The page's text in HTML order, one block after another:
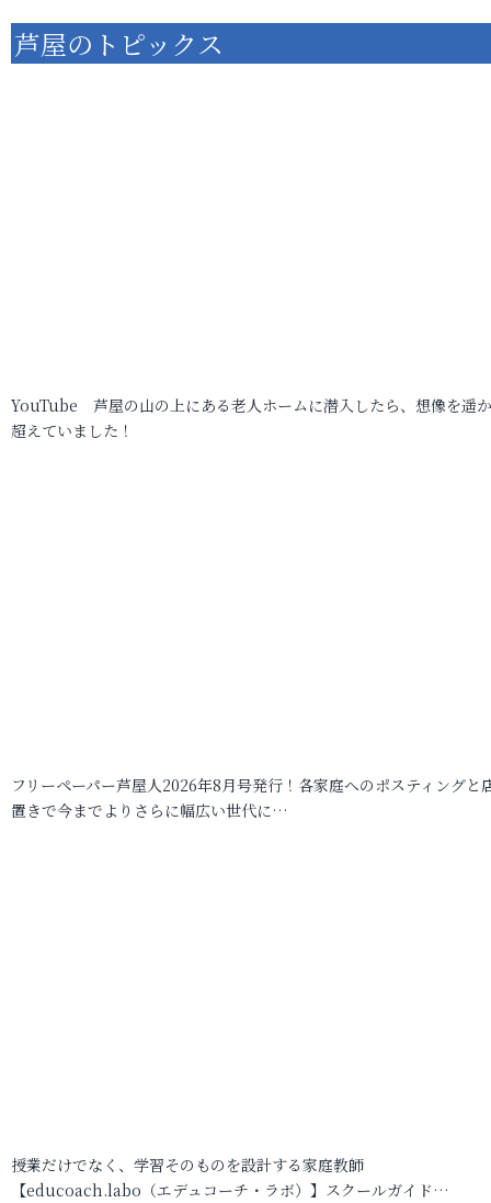
芦屋のトピックス
YouTube 芦屋の山の上にある老人ホームに潜入したら、想像を遥
超えていました！
フリーペーパー芦屋人2026年8月号発行！各家庭へのポスティングと
置きで今までよりさらに幅広い世代に…
授業だけでなく、学習そのものを設計する家庭教師
【educoach.labo（エデュコーチ・ラボ）】スクールガイド…